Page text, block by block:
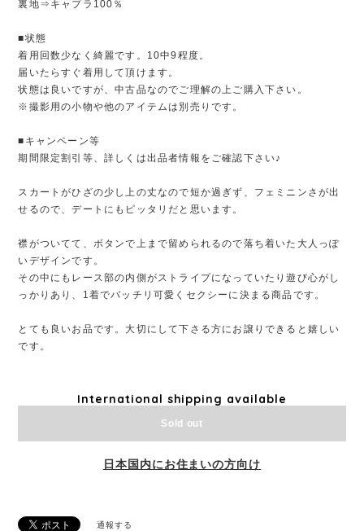
裏地⇒キャプラ100％
■状態
着用回数少なく綺麗です。10中9程度。
届いたらすぐ着用して頂けます。
状態は良いですが、中古品なのでご理解の上ご購入下さい。
※撮影用の小物や他のアイテムは別売りです。
■キャンペーン等
期間限定割引等、詳しくは出品者情報をご確認下さい♪
スカートがひざの少し上の丈なので短か過ぎず、フェミニンさが出
せるので、デートにもピッタリだと思います。
襟がついてて、ボタンで上まで留められるので落ち着いた大人っぽ
いデザインです。
その中にもレース部の内側がストライプになっていたり遊び心がし
っかりあり、1着でバッチリ可愛くセクシーに決まる商品です。
とても良いお品です。大切にして下さる方にお譲りできると嬉しい
です。
International shipping available
Sold out
日本国内にお住まいの方向け
通報する